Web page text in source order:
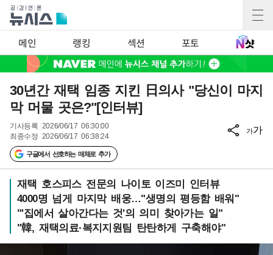
메인 랭킹 섹션 포토
30년간 재택 임종 지킨 日의사 "당신이 마지
막 머물 곳은?"[인터뷰]
기사등록 2026/06/17 06:30:00
최종수정 2026/06/17 06:38:24
구글에서 선호하는 매체로 추가
가가
재택 호스피스 전문의 나이토 이즈미 인터뷰
4000명 넘게 마지막 배웅…"생명의 평등함 배워"
"'집에서 살아간다는 것'의 의미 찾아가는 일"
"韓, 재택의료·복지지원팀 탄탄하게 구축해야"